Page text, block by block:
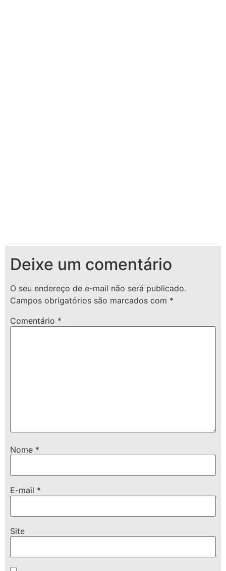
Deixe um comentário
O seu endereço de e-mail não será publicado.
Campos obrigatórios são marcados com *
Comentário *
Nome *
E-mail *
Site